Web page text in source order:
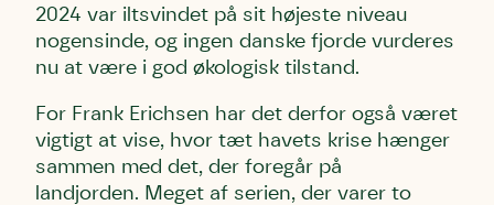
2024 var iltsvindet på sit højeste niveau
nogensinde, og ingen danske fjorde vurderes
nu at være i god økologisk tilstand.
For Frank Erichsen har det derfor også været
vigtigt at vise, hvor tæt havets krise hænger
sammen med det, der foregår på
landjorden. Meget af serien, der varer to